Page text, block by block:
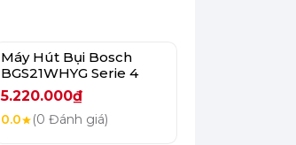
Máy Hút Bụi Bosch
BGS21WHYG Serie 4
5.220.000₫
0.0 (0 Đánh giá)